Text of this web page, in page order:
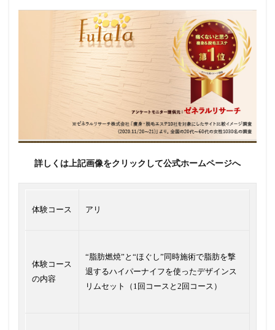
詳しくは上記画像をクリックして公式ホームページへ
体験コース アリ
体験コース
の内容
“脂肪燃焼”と“ほぐし”同時施術で脂肪を撃
退するハイパーナイフを使ったデザインス
リムセット（1回コースと2回コース）